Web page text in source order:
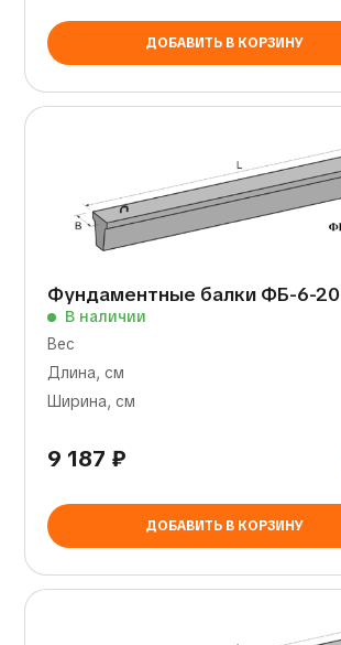
ДОБАВИТЬ В КОРЗИНУ
Фундаментные балки ФБ-6-20
В наличии
Вес
Длина, см
Ширина, см
9 187 ₽
ДОБАВИТЬ В КОРЗИНУ